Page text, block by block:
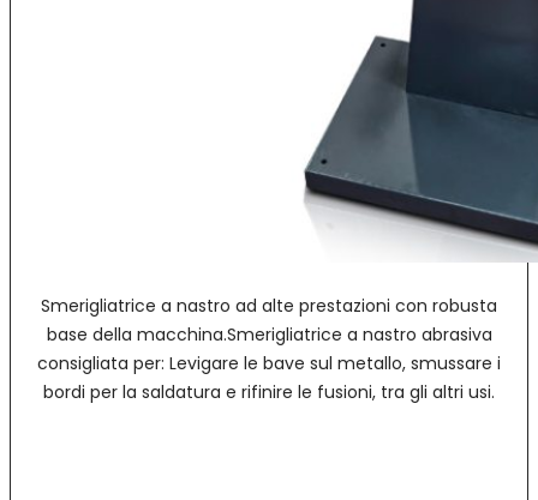
Smerigliatrice a nastro ad alte prestazioni con robusta
base della macchina.Smerigliatrice a nastro abrasiva
consigliata per: Levigare le bave sul metallo, smussare i
bordi per la saldatura e rifinire le fusioni, tra gli altri usi.